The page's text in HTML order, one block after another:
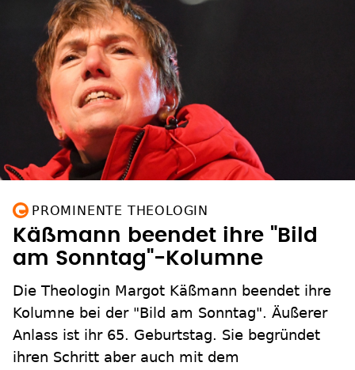
PROMINENTE THEOLOGIN
Käßmann beendet ihre "Bild
am Sonntag"-Kolumne
Die Theologin Margot Käßmann beendet ihre
Kolumne bei der "Bild am Sonntag". Äußerer
Anlass ist ihr 65. Geburtstag. Sie begründet
ihren Schritt aber auch mit dem